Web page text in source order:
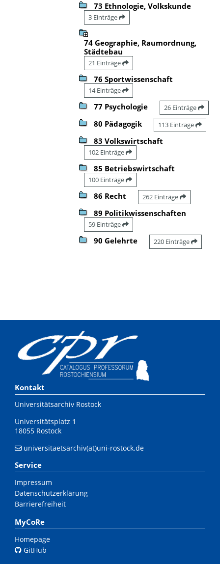
73 Ethnologie, Volkskunde
3 Einträge
74 Geographie, Raumordnung,
Städtebau
21 Einträge
76 Sportwissenschaft
14 Einträge
77 Psychologie 26 Einträge
80 Pädagogik 113 Einträge
83 Volkswirtschaft
102 Einträge
85 Betriebswirtschaft
100 Einträge
86 Recht 262 Einträge
89 Politikwissenschaften
59 Einträge
90 Gelehrte 220 Einträge
Kontakt
Universitätsarchiv Rostock
Universitätsplatz 1
18055 Rostock
universitaetsarchiv(at)uni-rostock.de
Service
Impressum
Datenschutzerklärung
Barrierefreiheit
MyCoRe
Homepage
GitHub